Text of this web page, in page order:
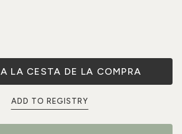
LA CESTA DE LA COMPRA
ADD TO REGISTRY